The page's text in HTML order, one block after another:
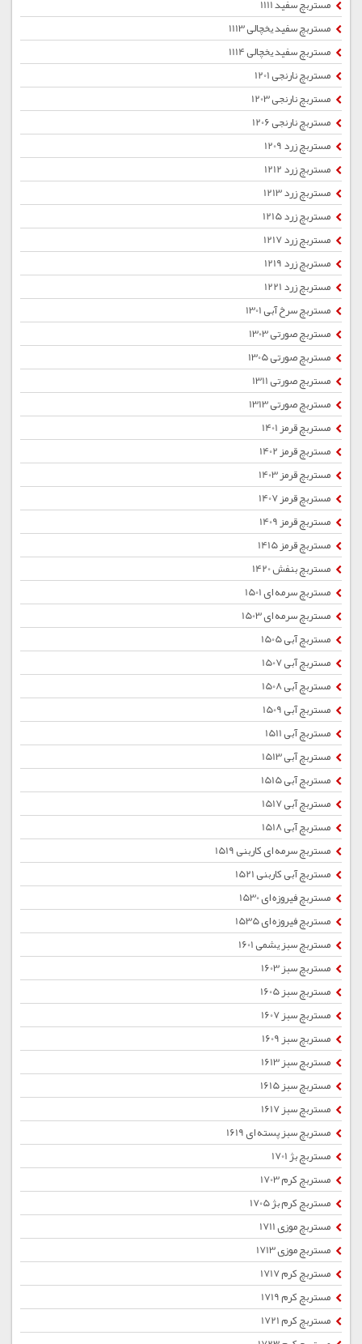
مستربچ سفید 1111
مستربچ سفید یخچالی 1113
مستربچ سفید یخچالی 1114
مستربچ نارنجی 1201
مستربچ نارنجی 1203
مستربچ نارنجی 1206
مستربچ زرد 1209
مستربچ زرد 1212
مستربچ زرد 1213
مستربچ زرد 1215
مستربچ زرد 1217
مستربچ زرد 1219
مستربچ زرد 1221
مستربچ سرخ آبی 1301
مستربچ صورتی 1303
مستربچ صورتی 1305
مستربچ صورتی 1311
مستربچ صورتی 1313
مستربچ قرمز 1401
مستربچ قرمز 1402
مستربچ قرمز 1403
مستربچ قرمز 1407
مستربچ قرمز 1409
مستربچ قرمز 1415
مستربچ بنفش 1420
مستربچ سرمه ای 1501
مستربچ سرمه ای 1503
مستربچ آبی 1505
مستربچ آبی 1507
مستربچ آبی 1508
مستربچ آبی 1509
مستربچ آبی 1511
مستربچ آبی 1513
مستربچ آبی 1515
مستربچ آبی 1517
مستربچ آبی 1518
مستربچ سرمه ای کاربنی 1519
مستربچ آبی کاربنی 1521
مستربچ فیروزه ای 1530
مستربچ فیروزه ای 1535
مستربچ سبز یشمی 1601
مستربچ سبز 1603
مستربچ سبز 1605
مستربچ سبز 1607
مستربچ سبز 1609
مستربچ سبز 1613
مستربچ سبز 1615
مستربچ سبز 1617
مستربچ سبز پسته ای 1619
مستربچ بژ 1701
مستربچ کرم 1703
مستربچ کرم بژ 1705
مستربچ موزی 1711
مستربچ موزی 1713
مستربچ کرم 1717
مستربچ کرم 1719
مستربچ کرم 1721